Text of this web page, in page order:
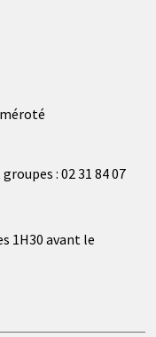
: 02 31 84 07
1H30 avant le